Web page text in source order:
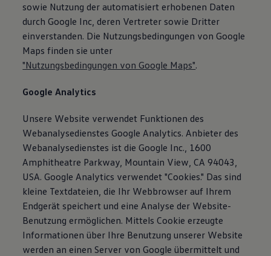
sowie Nutzung der automatisiert erhobenen Daten
durch Google Inc, deren Vertreter sowie Dritter
einverstanden. Die Nutzungsbedingungen von Google
Maps finden sie unter
"Nutzungsbedingungen von Google Maps".
Google Analytics
Unsere Website verwendet Funktionen des
Webanalysedienstes Google Analytics. Anbieter des
Webanalysedienstes ist die Google Inc., 1600
Amphitheatre Parkway, Mountain View, CA 94043,
USA. Google Analytics verwendet "Cookies." Das sind
kleine Textdateien, die Ihr Webbrowser auf Ihrem
Endgerät speichert und eine Analyse der Website-
Benutzung ermöglichen. Mittels Cookie erzeugte
Informationen über Ihre Benutzung unserer Website
werden an einen Server von Google übermittelt und